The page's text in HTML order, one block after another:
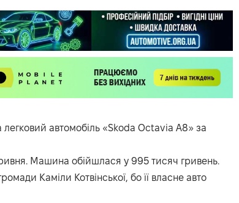
автомобіль «Skoda Octavia A8» за
Машина обійшлася у 995 тисяч гривень.
Каміли Котвінської, бо її власне авто